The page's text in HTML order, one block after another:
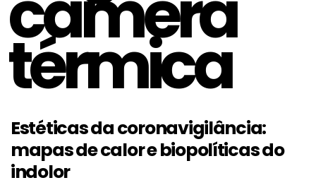
térmica
Estéticas da coronavigilância:
mapas de calor e biopolíticas do
indolor